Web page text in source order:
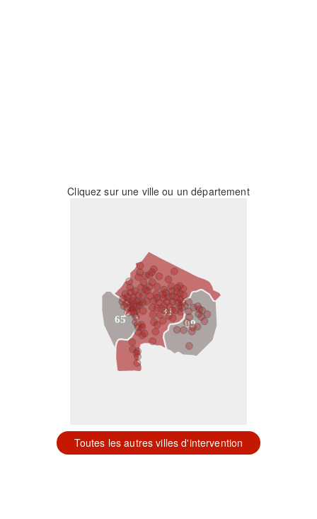
Cliquez sur une ville ou un département
31
09
65
Toutes les autres villes d'intervention